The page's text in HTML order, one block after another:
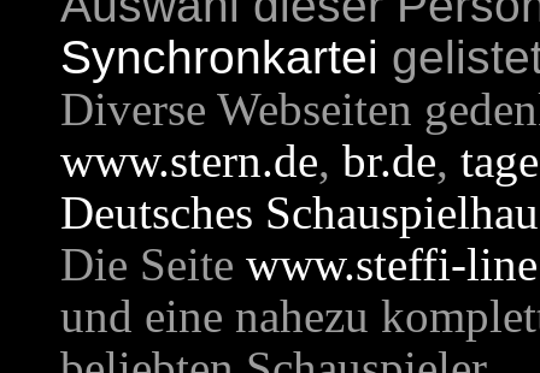
Synchronkartei
Diverse Webseiten
www.stern.de, br.de,
Deutsches
Die Seite www.steffi-
und eine nahezu